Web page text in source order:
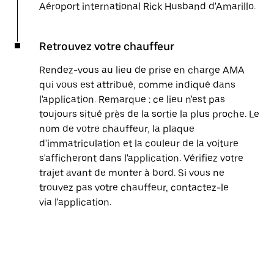
Aéroport international Rick Husband d'Amarillo.
Retrouvez votre chauffeur
Rendez-vous au lieu de prise en charge AMA
qui vous est attribué, comme indiqué dans
l'application. Remarque : ce lieu n'est pas
toujours situé près de la sortie la plus proche. Le
nom de votre chauffeur, la plaque
d'immatriculation et la couleur de la voiture
s'afficheront dans l'application. Vérifiez votre
trajet avant de monter à bord. Si vous ne
trouvez pas votre chauffeur, contactez-le
via l'application.